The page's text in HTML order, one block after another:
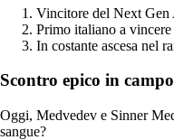
Vincitore del Next Gen
Primo italiano a
In costante ascesa nel
Scontro epico in campo
Oggi, Medvedev e Sinner
sangue?